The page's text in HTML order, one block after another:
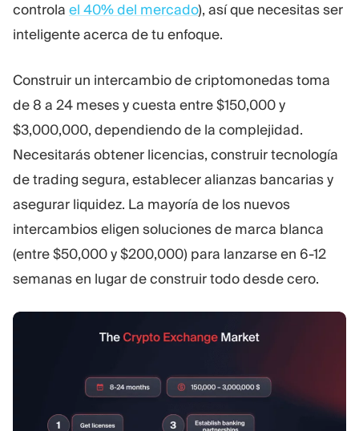
controla el 40% del mercado), así que necesitas ser
inteligente acerca de tu enfoque.
Construir un intercambio de criptomonedas toma
de 8 a 24 meses y cuesta entre $150,000 y
$3,000,000, dependiendo de la complejidad.
Necesitarás obtener licencias, construir tecnología
de trading segura, establecer alianzas bancarias y
asegurar liquidez. La mayoría de los nuevos
intercambios eligen soluciones de marca blanca
(entre $50,000 y $200,000) para lanzarse en 6-12
semanas en lugar de construir todo desde cero.
Sostenibilidad